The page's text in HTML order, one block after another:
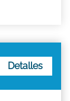
Detalles